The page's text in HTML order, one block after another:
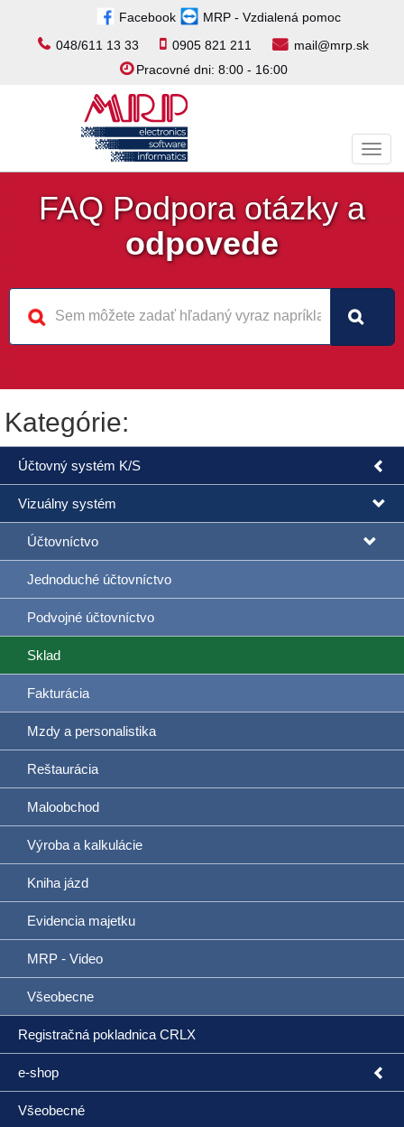
Facebook
MRP - Vzdialená pomoc
048/611 13 33
0905 821 211
mail@mrp.sk
Pracovné dni: 8:00 - 16:00
FAQ Podpora otázky a
odpovede
Kategórie:
Účtovný systém K/S
Vizuálny systém
Účtovníctvo
Jednoduché účtovníctvo
Podvojné účtovníctvo
Sklad
Fakturácia
Mzdy a personalistika
Reštaurácia
Maloobchod
Výroba a kalkulácie
Kniha jázd
Evidencia majetku
MRP - Video
Všeobecne
Registračná pokladnica CRLX
e-shop
Všeobecné